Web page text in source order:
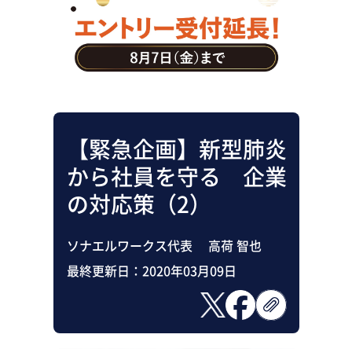
アウトソーシング・BPO
調査・レポート
【緊急企画】新型肺炎
から社員を守る 企業
の対応策（2）
ソナエルワークス代表 高荷 智也
最終更新日： 2020年03月09日